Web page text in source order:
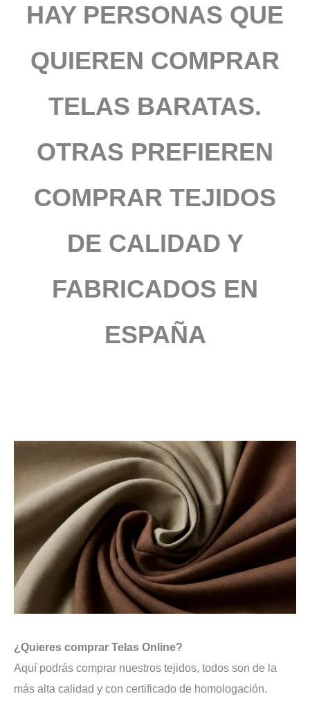
HAY PERSONAS QUE
QUIEREN COMPRAR
TELAS BARATAS.
OTRAS PREFIEREN
COMPRAR TEJIDOS
DE CALIDAD Y
FABRICADOS EN
ESPAÑA
¿Quieres comprar Telas Online?
Aquí podrás comprar nuestros tejidos, todos son de la
más alta calidad y con certificado de homologación.